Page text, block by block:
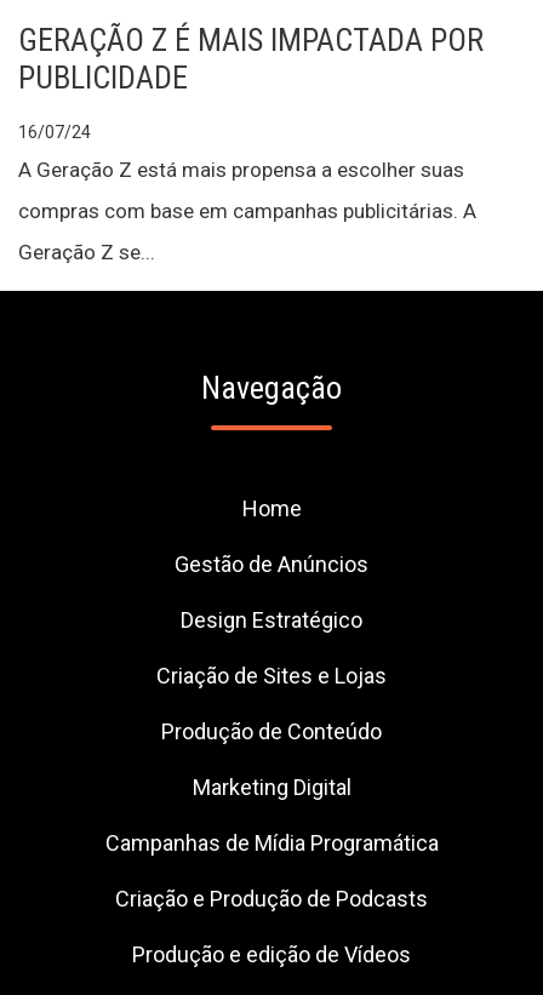
GERAÇÃO Z É MAIS IMPACTADA POR
PUBLICIDADE
16/07/24
A Geração Z está mais propensa a escolher suas
compras com base em campanhas publicitárias. A
Geração Z se...
Navegação
Home
Gestão de Anúncios
Design Estratégico
Criação de Sites e Lojas
Produção de Conteúdo
Marketing Digital
Campanhas de Mídia Programática
Criação e Produção de Podcasts
Produção e edição de Vídeos